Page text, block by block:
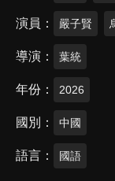
演員 嚴子賢
導演 葉統
年份 2026
國別 中國
語言 國語